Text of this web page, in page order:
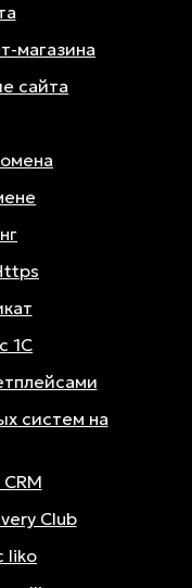
магазина
сайта
1С
систем на
Club
Iiko